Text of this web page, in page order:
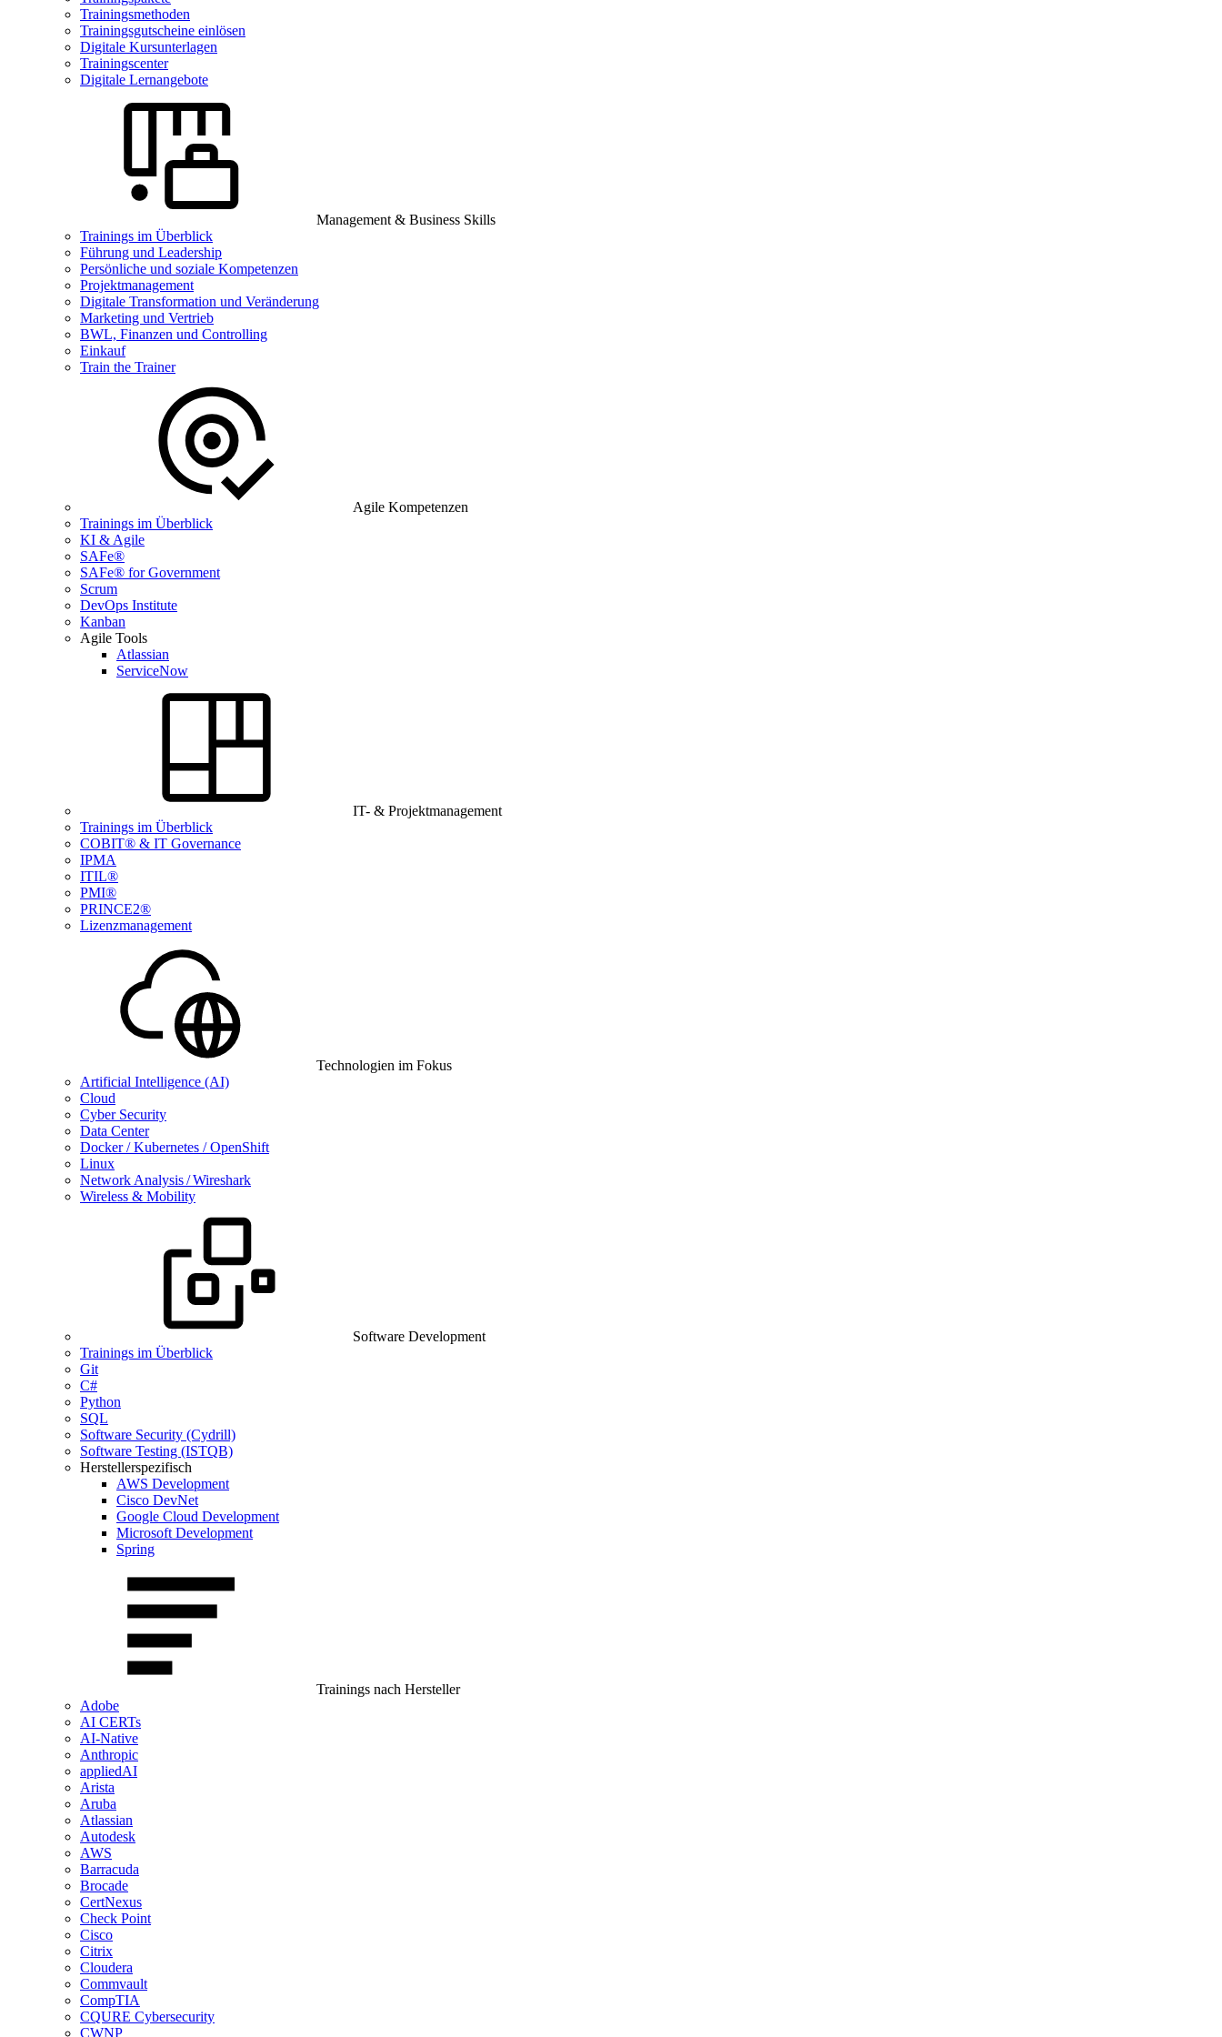
Trainingsmethoden
Trainingsgutscheine einlösen
Digitale Kursunterlagen
Trainingscenter
Digitale Lernangebote
Management & Business Skills
Trainings im Überblick
Führung und Leadership
Persönliche und soziale Kompetenzen
Projektmanagement
Digitale Transformation und Veränderung
Marketing und Vertrieb
BWL, Finanzen und Controlling
Einkauf
Train the Trainer
Agile Kompetenzen
Trainings im Überblick
KI & Agile
SAFe®
SAFe® for Government
Scrum
DevOps Institute
Kanban
Agile Tools
Atlassian
ServiceNow
IT- & Projektmanagement
Trainings im Überblick
COBIT® & IT Governance
IPMA
ITIL®
PMI®
PRINCE2®
Lizenzmanagement
Technologien im Fokus
Artificial Intelligence (AI)
Cloud
Cyber Security
Data Center
Docker / Kubernetes / OpenShift
Linux
Network Analysis / Wireshark
Wireless & Mobility
Software Development
Trainings im Überblick
Git
C#
Python
SQL
Software Security (Cydrill)
Software Testing (ISTQB)
Herstellerspezifisch
AWS Development
Cisco DevNet
Google Cloud Development
Microsoft Development
Spring
Trainings nach Hersteller
Adobe
AI CERTs
AI-Native
Anthropic
appliedAI
Arista
Aruba
Atlassian
Autodesk
AWS
Barracuda
Brocade
CertNexus
Check Point
Cisco
Citrix
Cloudera
Commvault
CompTIA
CQURE Cybersecurity
CWNP